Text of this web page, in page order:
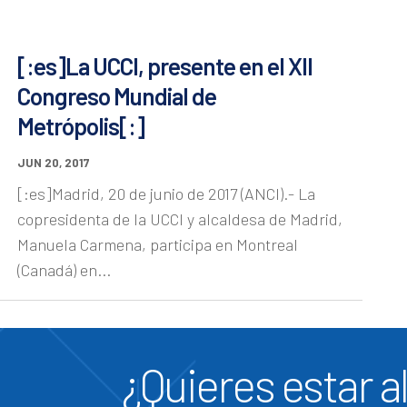
[:es]La UCCI, presente en el XII
Congreso Mundial de
Metrópolis[:]
JUN 20, 2017
[:es]Madrid, 20 de junio de 2017 (ANCI).- La
copresidenta de la UCCI y alcaldesa de Madrid,
Manuela Carmena, participa en Montreal
(Canadá) en...
¿Quieres estar